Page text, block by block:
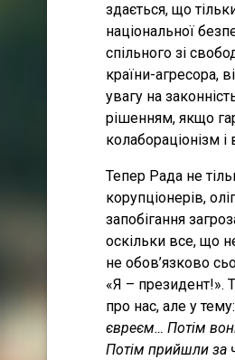
здається, що
національної
спільного зі
країни-агресора,
увагу на
рішенням, якщо
колабораціонізм
Тепер Рада не
корупціонерів,
запобігання
оскільки все, що
не обов’язково
«Я – президент!».
про нас, але у тему:
євреєм… Потім
Потім прийшли за